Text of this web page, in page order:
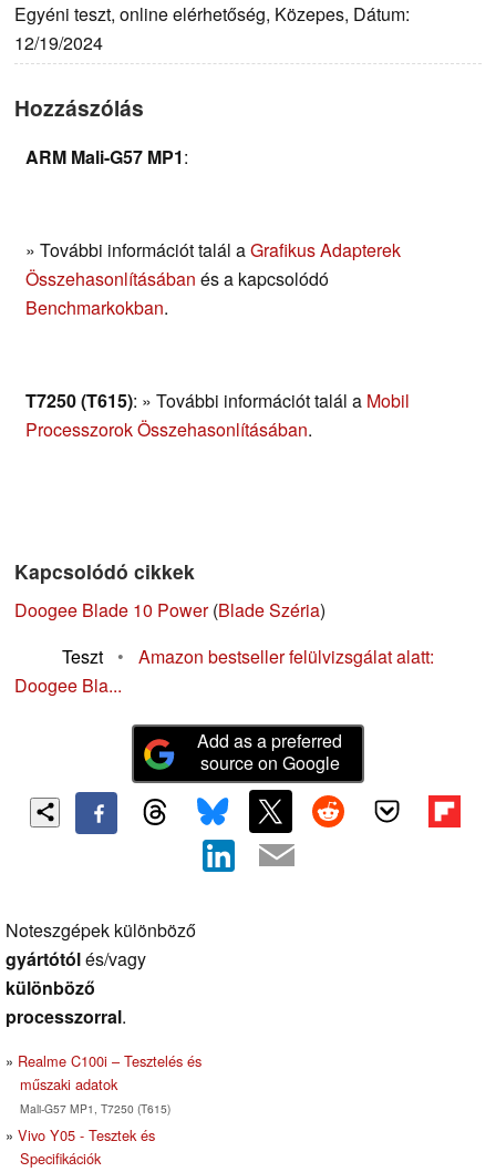
Egyéni teszt, online elérhetőség, Közepes, Dátum:
12/19/2024
Hozzászólás
ARM Mali-G57 MP1:
» További információt talál aGrafikus Adapterek
Összehasonlításában és a kapcsolódó
Benchmarkokban.
T7250 (T615): » További információt talál a Mobil
Processzorok Összehasonlításában.
Kapcsolódó cikkek
Doogee Blade 10 Power(Blade Széria)
Teszt
•
Amazon bestseller felülvizsgálat alatt:
Doogee Bla...
Add as a preferred
source on Google
Noteszgépek különböző
gyártótólés/vagy
különböző
processzorral.
Realme C100i – Tesztelés és
műszaki adatok
Mali-G57 MP1, T7250 (T615)
Vivo Y05 - Tesztek és
Specifikációk